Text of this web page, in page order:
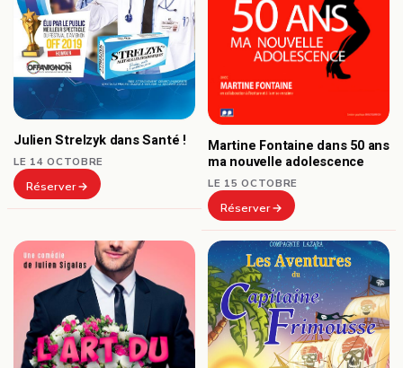
Julien Strelzyk dans Santé !
LE 14 OCTOBRE
Réserver
Martine Fontaine dans 50 ans
ma nouvelle adolescence
LE 15 OCTOBRE
Réserver